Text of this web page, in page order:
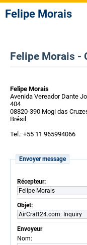
Felipe Morais
Felipe Morais -
Felipe Morais
Avenida Vereador Dante
404
08820-390 Mogi das
Brésil
Tel.: +55 11 965994066
Envoyer message
Récepteur:
Felipe Morais
Objet:
AirCraft24.com: Inquiry
Envoyeur
Nom: